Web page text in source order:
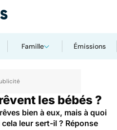
Famille Émissions
les bébés ?
bien à eux, mais à quoi
leur sert-il ? Réponse